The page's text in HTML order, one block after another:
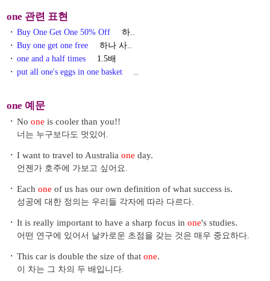
one 관련 표현
・ Buy One Get One 50% Off
하..
・ Buy one get one free
하나 사..
・ one and a half times
1.5배
・ put all one's eggs in one basket ..
one 예문
・ No one is cooler than you!!
너는 누구보다도 멋있어.
・ I want to travel to Australia one day.
언젠가 호주에 가보고 싶어요.
・ Each one of us has our own definition of what success is.
성공에 대한 정의는 우리들 각자에 따라 다르다.
・ It is really important to have a sharp focus in one's studies.
어떤 연구에 있어서 날카로운 초점을 갖는 것은 매우 중요하다.
・ This car is double the size of that one.
이 차는 그 차의 두 배입니다.